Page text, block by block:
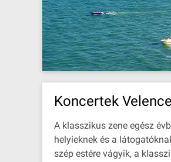
Koncertek
A klasszikus zene egész
helyieknek és a
szép estére vágyik, a